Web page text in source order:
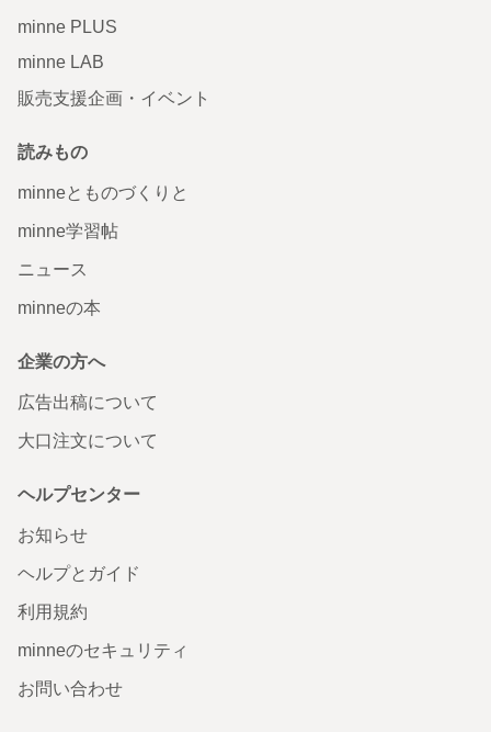
minne PLUS
minne LAB
販売支援企画・イベント
読みもの
minneとものづくりと
minne学習帖
ニュース
minneの本
企業の方へ
広告出稿について
大口注文について
ヘルプセンター
お知らせ
ヘルプとガイド
利用規約
minneのセキュリティ
お問い合わせ